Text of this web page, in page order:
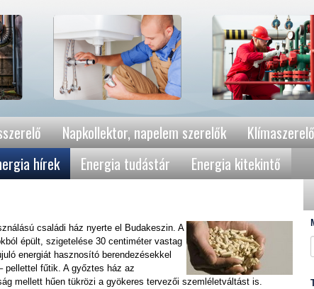
Napkollektor, napelem szerelők
hírek Energia tudástár Energia kitekintő
családi ház nyerte el Budakeszin. A
épült, szigetelése 30 centiméter vastag
energiát hasznosító berendezésekkel
pellettel fűtik. A győztes ház az
mellett hűen tükrözi a gyökeres tervezői szemléletváltást is.